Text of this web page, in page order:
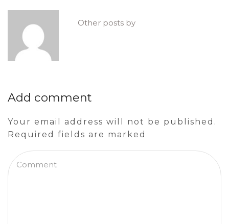
Other posts by
Add comment
Your email address will not be published.
Required fields are marked